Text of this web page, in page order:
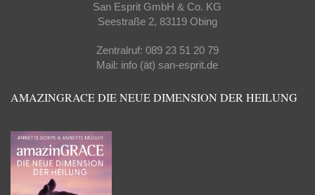
San Esprit GmbH & Co. KG
Seestraße 2, 83119 Obing
Zentralruf: 089 23 51 20 79
Mail: info (ät) san-esprit.de
AMAZINGRACE DIE NEUE DIMENSION DER HEILUNG